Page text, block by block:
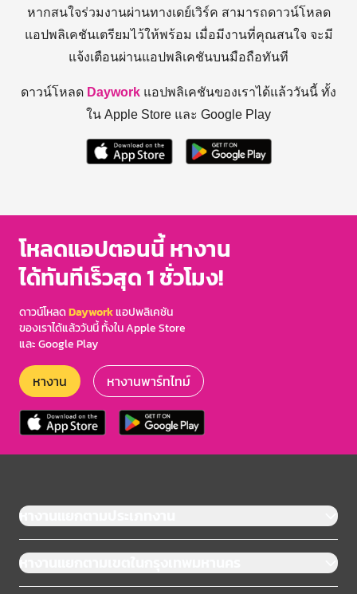
หากสนใจร่วมงานผ่านทางเดย์เวิร์ค สามารถดาวน์โหลด
แอปพลิเคชันเตรียมไว้ให้พร้อม เมื่อมีงานที่คุณสนใจ จะมี
แจ้งเตือนผ่านแอปพลิเคชันบนมือถือทันที
ดาวน์โหลด Daywork แอปพลิเคชันของเราได้แล้ววันนี้ ทั้ง
ใน Apple Store และ Google Play
โหลดแอปตอนนี้ หางาน
ได้ทันทีเร็วสุด 1 ชั่วโมง!
ดาวน์โหลดDayworkแอปพลิเคชัน
ของเราได้แล้ววันนี้ ทั้งใน Apple Store
และ Google Play
หางาน หางานพาร์ทไทม์
หางานแยกตามประเภทงาน
หางานแยกตามเขตในกรุงเทพมหานคร